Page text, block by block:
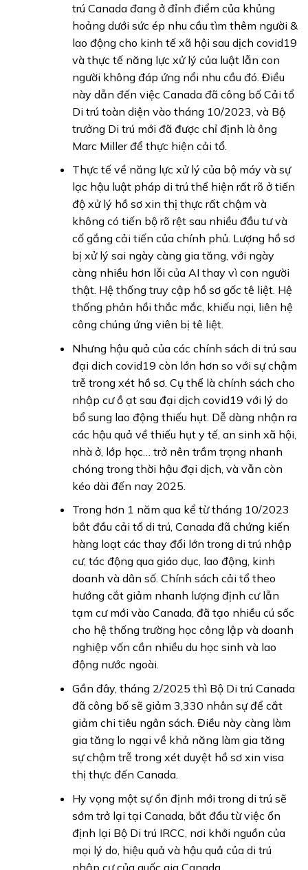
trú Canada đang ở đỉnh điểm của khủng
hoảng dưới sức ép nhu cầu tìm thêm người &
lao động cho kinh tế xã hội sau dịch covid19
và thực tế năng lực xử lý của luật lẫn con
người không đáp ứng nổi nhu cầu đó. Điều
này dẫn đến việc Canada đã công bố Cải tổ
Di trú toàn diện vào tháng 10/2023, và Bộ
trưởng Di trú mới đã được chỉ định là ông
Marc Miller để thực hiện cải tổ.
Thực tế về năng lực xử lý của bộ máy và sự
lạc hậu luật pháp di trú thể hiện rất rõ ở tiến
độ xử lý hồ sơ xin thị thực rất chậm và
không có tiến bộ rõ rệt sau nhiều đầu tư và
cố gắng cải tiến của chính phủ. Lượng hồ sơ
bị xử lý sai ngày càng gia tăng, với ngày
càng nhiều hơn lỗi của AI thay vì con người
thật. Hệ thống truy cập hồ sơ gốc tê liệt. Hệ
thống phản hồi thắc mắc, khiếu nại, liên hệ
công chúng ứng viên bị tê liệt.
Nhưng hậu quả của các chính sách di trú sau
đại dich covid19 còn lớn hơn so với sự chậm
trễ trong xét hồ sơ. Cụ thể là chính sách cho
nhập cư ồ ạt sau đại dịch covid19 với lý do
bổ sung lao động thiếu hụt. Dễ dàng nhận ra
các hậu quả về thiếu hụt y tế, an sinh xã hội,
nhà ở, lớp học… trở nên trầm trọng nhanh
chóng trong thời hậu đại dịch, và vẫn còn
kéo dài đến nay 2025.
Trong hơn 1 năm qua kể từ tháng 10/2023
bắt đầu cải tổ di trú, Canada đã chứng kiến
hàng loạt các thay đổi lớn trong di trú nhập
cư, tác động qua giáo dục, lao động, kinh
doanh và dân số. Chính sách cải tổ theo
hướng cắt giảm nhanh lượng định cư lẫn
tạm cư mới vào Canada, đã tạo nhiều cú sốc
cho hệ thống trường học công lập và doanh
nghiệp vốn cần nhiều du học sinh và lao
động nước ngoài.
Gần đây, tháng 2/2025 thì Bộ Di trú Canada
đã công bố sẽ giảm 3,330 nhân sự để cắt
giảm chi tiêu ngân sách. Điều này càng làm
gia tăng lo ngại về khả năng làm gia tăng
sự chậm trễ trong xét duyệt hồ sơ xin visa
thị thực đến Canada.
Hy vọng một sự ổn định mới trong di trú sẽ
sớm trở lại tại Canada, bắt đầu từ việc ổn
định lại Bộ Di trú IRCC, nơi khởi nguồn của
mọi lý do, hiệu quả và hậu quả của di trú
nhập cư của quốc gia Canada.